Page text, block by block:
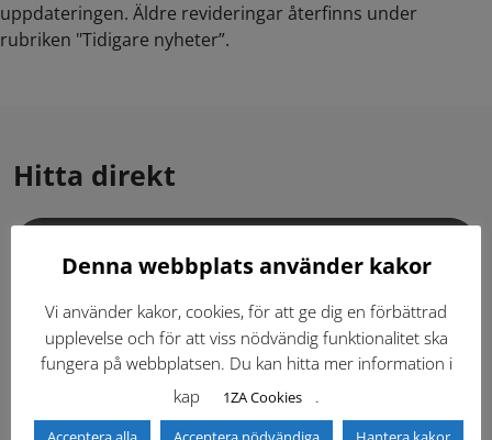
uppdateringen. Äldre revideringar återfinns under
rubriken "Tidigare nyheter”.
Hitta direkt
Dokumentbibliotek Kontaktlista
Tidigare versioner Nyheter
Säkerhetsordningen
Denna webbplats använder kakor
Vi använder kakor, cookies, för att ge dig en förbättrad
upplevelse och för att viss nödvändig funktionalitet ska
fungera på webbplatsen. Du kan hitta mer information i
kap
1ZA Cookies .